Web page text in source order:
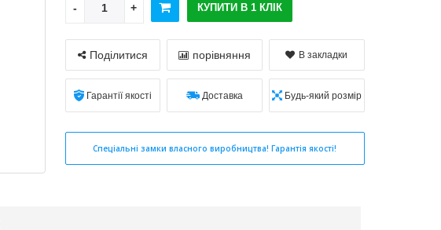
КУПИТИ В 1 КЛІК
Поділитися порівняння В закладки
Гарантії якості Доставка Будь-який розмір
Спеціальні замки власного виробництва! Гарантія якості!